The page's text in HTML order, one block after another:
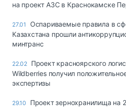
на проект АЗС в Краснокамске
27.01
Оспариваемые правила в
Казахстана прошли
минтранс
22.02 Проект красноярского
Wildberries получил
экспертизы
29.10
Проект зернохранилища на